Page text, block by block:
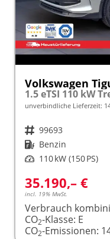
Volkswagen
unverbindliche Lieferzeit:
Fahrzeugnr. 99693
Kraftstoff Benzin
Leistung 110 kW (150 PS)
35.190,– €
incl. 19% MwSt.
Verbrauch
CO2-Klasse: E
CO2-Emissionen: